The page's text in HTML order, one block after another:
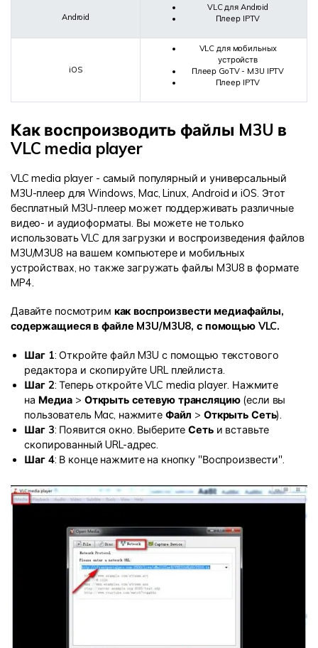
Android
VLC для Android
Плеер IPTV
iOS
VLC для мобильных
устройств
Плеер GoTV - M3U IPTV
Плеер IPTV
Как воспроизводить файлы M3U в
VLC media player
VLC media player - самый популярный и универсальный
M3U-плеер для Windows, Mac, Linux, Android и iOS. Этот
бесплатный M3U-плеер может поддерживать различные
видео- и аудиоформаты. Вы можете не только
использовать VLC для загрузки и воспроизведения файлов
M3U/M3U8 на вашем компьютере и мобильных
устройствах, но также загружать файлы M3U8 в формате
MP4.
Давайте посмотрим как воспроизвести медиафайлы,
содержащиеся в файле M3U/M3U8, с помощью VLC.
Шаг 1: Откройте файл M3U с помощью текстового
редактора и скопируйте URL плейлиста.
Шаг 2: Теперь откройте VLC media player. Нажмите
на Медиа > Открыть сетевую трансляцию (если вы
пользователь Mac, нажмите Файл > Открыть Сеть).
Шаг 3: Появится окно. Выберите Сеть и вставьте
скопированный URL-адрес.
Шаг 4: В конце нажмите на кнопку "Воспроизвести".